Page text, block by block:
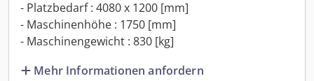
- Platzbedarf : 4080 x 1200 [mm]
- Maschinenhöhe : 1750 [mm]
- Maschinengewicht : 830 [kg]
Mehr Informationen anfordern